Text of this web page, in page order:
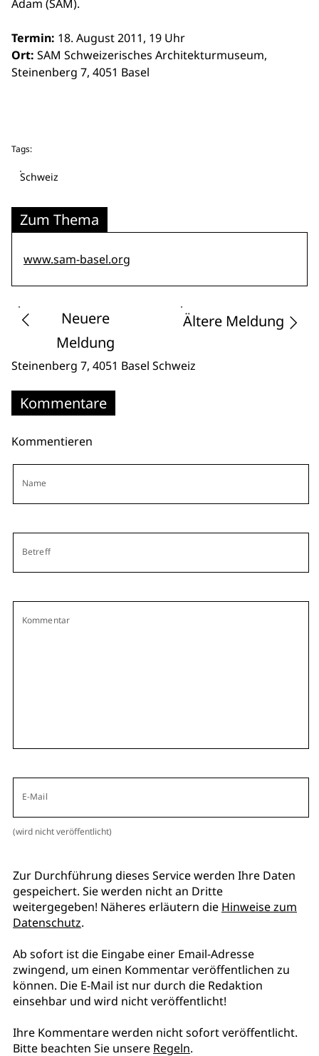
Adam (SAM).
Termin: 18. August 2011, 19 Uhr
Ort: SAM Schweizerisches Architekturmuseum,
Steinenberg 7, 4051 Basel
Tags:
Schweiz
Zum Thema
www.sam-basel.org
Neuere
Meldung
Ältere Meldung
Steinenberg 7, 4051 Basel Schweiz
Kommentare
Kommentieren
Name
Betreff
Kommentar
E-Mail
(wird nicht veröffentlicht)
Zur Durchführung dieses Service werden Ihre Daten
gespeichert. Sie werden nicht an Dritte
weitergegeben! Näheres erläutern die Hinweise zum
Datenschutz.
Ab sofort ist die Eingabe einer Email-Adresse
zwingend, um einen Kommentar veröffentlichen zu
können. Die E-Mail ist nur durch die Redaktion
einsehbar und wird nicht veröffentlicht!
Ihre Kommentare werden nicht sofort veröffentlicht.
Bitte beachten Sie unsere Regeln.